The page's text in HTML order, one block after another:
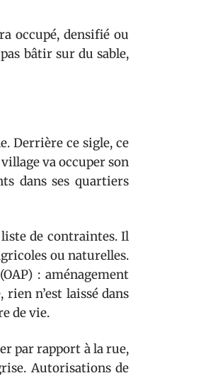
occupé, densifié ou
bâtir sur du sable,
Derrière ce sigle, ce
va occuper son
dans ses quartiers
liste de contraintes. Il
ou naturelles.
: aménagement
n’est laissé dans
de vie.
par rapport à la rue,
Autorisations de